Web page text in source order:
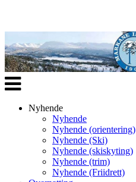
Veksle
navigasjon
Nyhende
Nyhende
Nyhende (orientering)
Nyhende (Ski)
Nyhende (skiskyting)
Nyhende (trim)
Nyhende (Friidrett)